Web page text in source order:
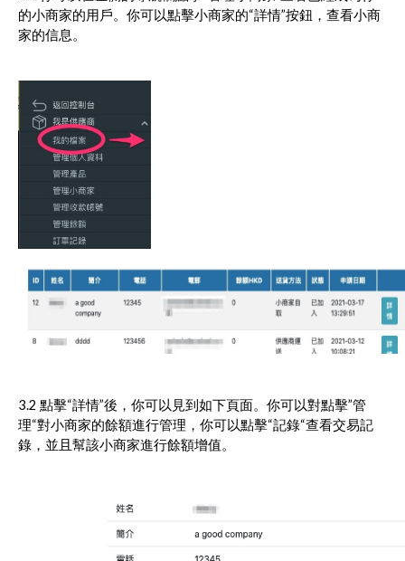
的小商家的用戶。你可以點擊小商家的“詳情”按鈕，查看小商
家的信息。
3.2 點擊“詳情”後，你可以見到如下頁面。你可以對點擊”管
理“對小商家的餘額進行管理，你可以點擊“記錄“查看交易記
錄，並且幫該小商家進行餘額增值。